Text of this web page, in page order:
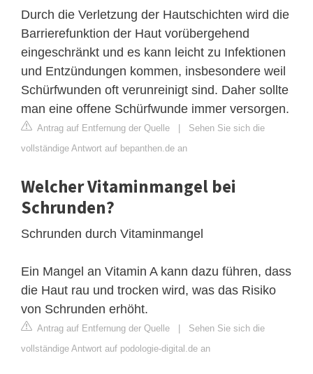
Durch die Verletzung der Hautschichten wird die
Barrierefunktion der Haut vorübergehend
eingeschränkt und es kann leicht zu Infektionen
und Entzündungen kommen, insbesondere weil
Schürfwunden oft verunreinigt sind. Daher sollte
man eine offene Schürfwunde immer versorgen.
Antrag auf Entfernung der Quelle | Sehen Sie sich die
vollständige Antwort auf bepanthen.de an
Welcher Vitaminmangel bei
Schrunden?
Schrunden durch Vitaminmangel
Ein Mangel an Vitamin A kann dazu führen, dass
die Haut rau und trocken wird, was das Risiko
von Schrunden erhöht.
Antrag auf Entfernung der Quelle | Sehen Sie sich die
vollständige Antwort auf podologie-digital.de an